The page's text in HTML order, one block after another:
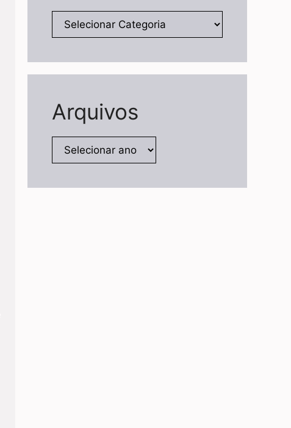
Categorias
Arquivos
Arquivos